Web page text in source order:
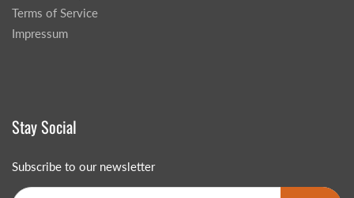
Terms of Service
Impressum
Stay Social
Subscribe to our newsletter